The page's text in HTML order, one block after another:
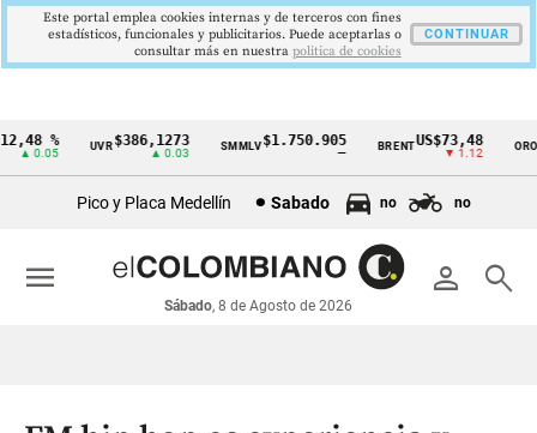
Cintillo
económicos
Colombia
%
▲ 0.05
UVR$386,1273
▲ 0.03
SMMLV$1.750.905 BRENTUS$73,48
▼ 1.12
ORO
Pico y Placa Medellín Sabado no no
person search
Sábado, 8 de Agosto de 2026
menu
Este portal emplea cookies internas y de terceros con fines
estadísticos, funcionales y publicitarios. Puede aceptarlas o
consultar más en nuestra politica de cookies
CONTINUAR